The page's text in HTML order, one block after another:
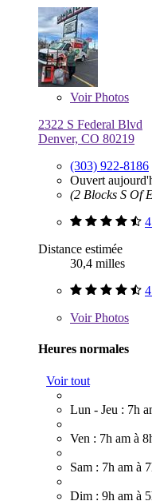
VoirPhotos
2322 S Federal Blvd
Denver, CO 80219
(303) 922-8186
Ouvert
(2 Blocks S Of
Distance estimée
30,4 milles
VoirPhotos
Heures normales
Voir tout
Lun - Jeu : 7h
Ven : 7h am à
Sam : 7h am à
Dim : 9h am à